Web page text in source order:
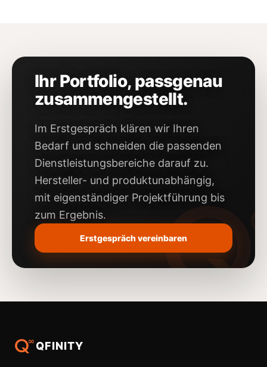
Ihr Portfolio, passgenau
zusammengestellt.
Im Erstgespräch klären wir Ihren
Bedarf und schneiden die passenden
Dienstleistungsbereiche darauf zu.
Hersteller- und produktunabhängig,
mit eigenständiger Projektführung bis
zum Ergebnis.
Erstgespräch vereinbaren
QFINITY